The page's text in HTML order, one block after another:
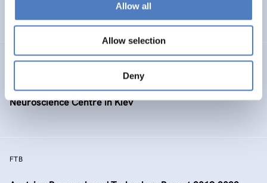
Allow all
Allow selection
Deny
SOZIALE INKLUSION (INKL. MIGRATION)
…
NEUROTWIN
Pan-European twinning to re-establish world-level
Neuroscience Centre in Kiev
FTB